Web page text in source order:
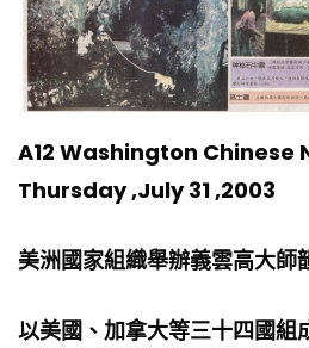
A12 Washington Chinese
Thursday ,July 31 ,2003
美洲國家組織舉辦義雲高大師
以美國、加拿大等三十四國組